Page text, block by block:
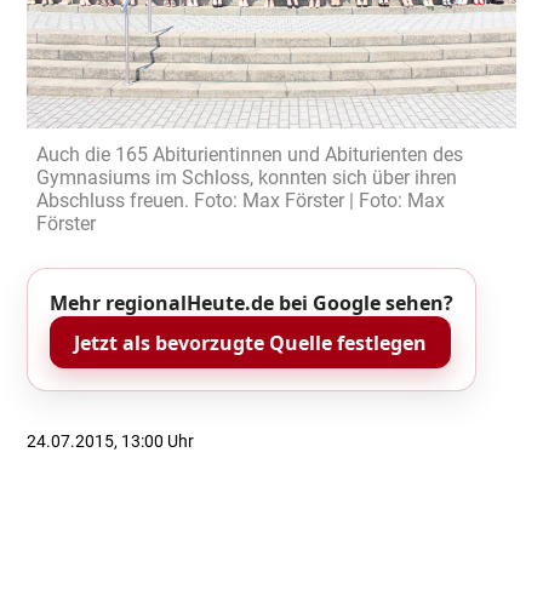
Auch die 165 Abiturientinnen und Abiturienten des
Gymnasiums im Schloss, konnten sich über ihren
Abschluss freuen. Foto: Max Förster | Foto: Max
Förster
Mehr regionalHeute.de bei Google sehen?
Jetzt als bevorzugte Quelle festlegen
24.07.2015, 13:00 Uhr